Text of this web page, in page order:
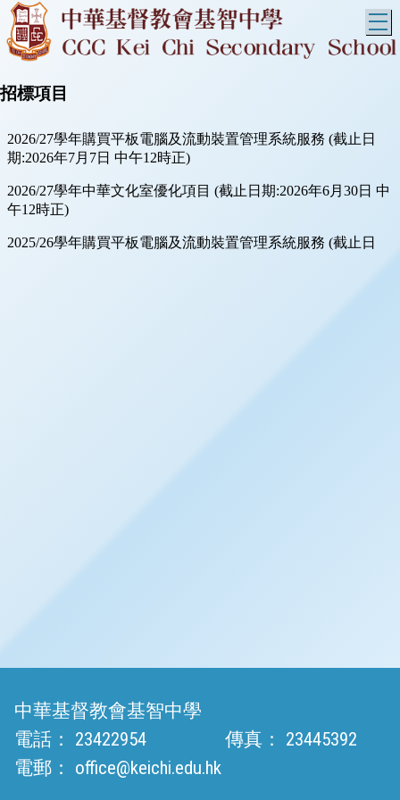
招標項目
中華基督教會基智中學
電話：
23422954 傳真：
23445392
電郵：
office@keichi.edu.hk